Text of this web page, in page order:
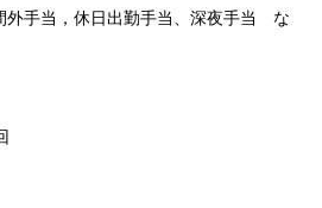
外手当，休日出勤手当、深夜手当 な